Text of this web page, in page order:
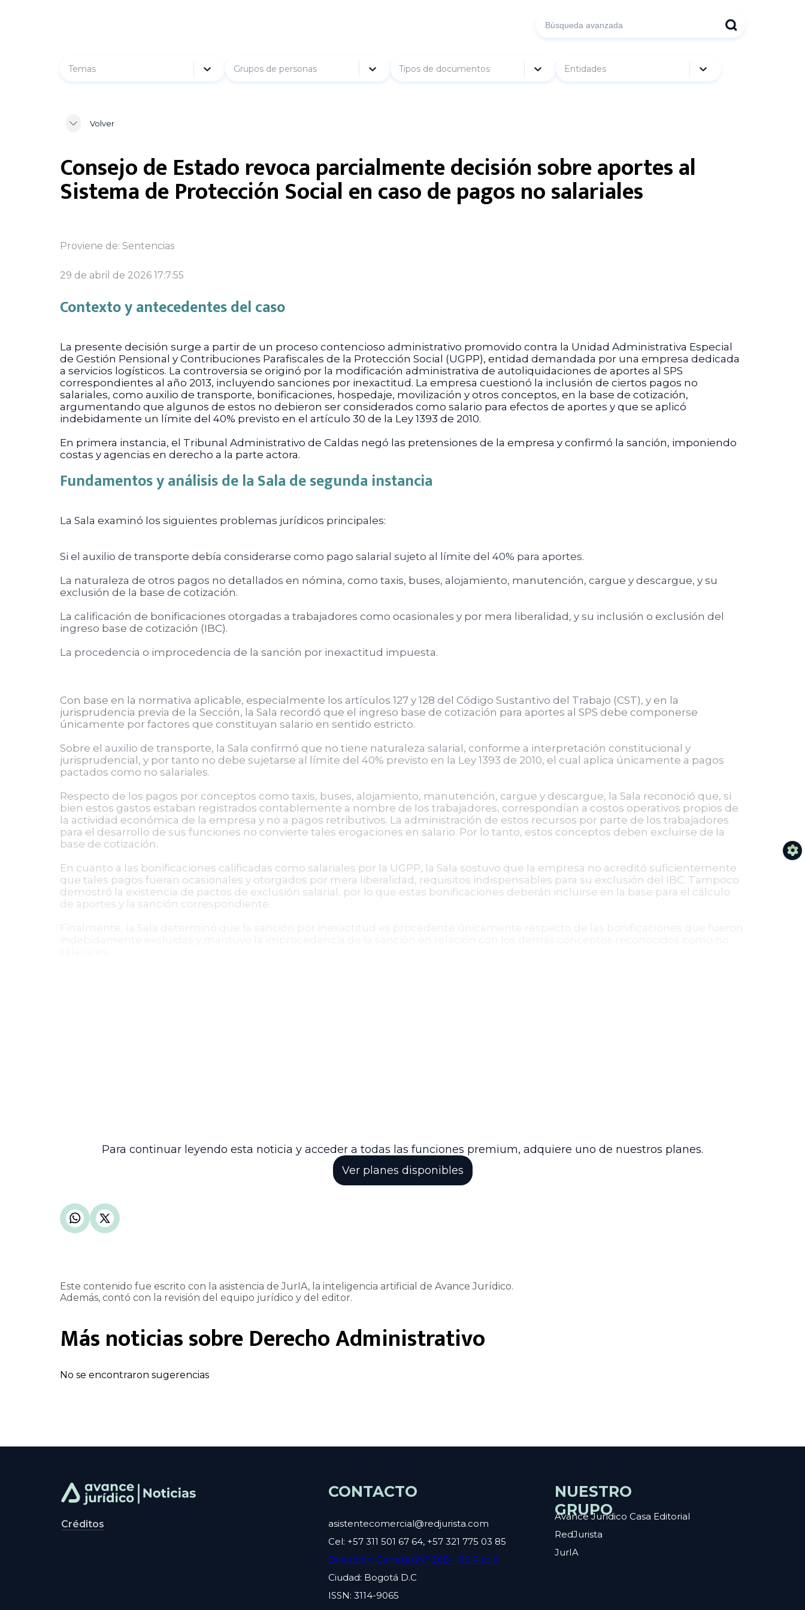
Temas Grupos de personas Tipos de documentos Entidades
Volver
Consejo de Estado revoca parcialmente decisión sobre aportes al
Sistema de Protección Social en caso de pagos no salariales
Proviene de: Sentencias
29 de abril de 2026 17:7:55
Contexto y antecedentes del caso
La presente decisión surge a partir de un proceso contencioso administrativo promovido contra la Unidad Administrativa Especial
de Gestión Pensional y Contribuciones Parafiscales de la Protección Social (UGPP), entidad demandada por una empresa dedicada
a servicios logísticos. La controversia se originó por la modificación administrativa de autoliquidaciones de aportes al SPS
correspondientes al año 2013, incluyendo sanciones por inexactitud. La empresa cuestionó la inclusión de ciertos pagos no
salariales, como auxilio de transporte, bonificaciones, hospedaje, movilización y otros conceptos, en la base de cotización,
argumentando que algunos de estos no debieron ser considerados como salario para efectos de aportes y que se aplicó
indebidamente un límite del 40% previsto en el artículo 30 de la Ley 1393 de 2010.
En primera instancia, el Tribunal Administrativo de Caldas negó las pretensiones de la empresa y confirmó la sanción, imponiendo
costas y agencias en derecho a la parte actora.
Fundamentos y análisis de la Sala de segunda instancia
La Sala examinó los siguientes problemas jurídicos principales:
Si el auxilio de transporte debía considerarse como pago salarial sujeto al límite del 40% para aportes.
La naturaleza de otros pagos no detallados en nómina, como taxis, buses, alojamiento, manutención, cargue y descargue, y su
exclusión de la base de cotización.
La calificación de bonificaciones otorgadas a trabajadores como ocasionales y por mera liberalidad, y su inclusión o exclusión del
ingreso base de cotización (IBC).
La procedencia o improcedencia de la sanción por inexactitud impuesta.
Con base en la normativa aplicable, especialmente los artículos 127 y 128 del Código Sustantivo del Trabajo (CST), y en la
jurisprudencia previa de la Sección, la Sala recordó que el ingreso base de cotización para aportes al SPS debe componerse
únicamente por factores que constituyan salario en sentido estricto.
Sobre el auxilio de transporte, la Sala confirmó que no tiene naturaleza salarial, conforme a interpretación constitucional y
jurisprudencial, y por tanto no debe sujetarse al límite del 40% previsto en la Ley 1393 de 2010, el cual aplica únicamente a pagos
pactados como no salariales.
Respecto de los pagos por conceptos como taxis, buses, alojamiento, manutención, cargue y descargue, la Sala reconoció que, si
bien estos gastos estaban registrados contablemente a nombre de los trabajadores, correspondían a costos operativos propios de
la actividad económica de la empresa y no a pagos retributivos. La administración de estos recursos por parte de los trabajadores
para el desarrollo de sus funciones no convierte tales erogaciones en salario. Por lo tanto, estos conceptos deben excluirse de la
base de cotización.
En cuanto a las bonificaciones calificadas como salariales por la UGPP, la Sala sostuvo que la empresa no acreditó suficientemente
que tales pagos fueran ocasionales y otorgados por mera liberalidad, requisitos indispensables para su exclusión del IBC. Tampoco
demostró la existencia de pactos de exclusión salarial, por lo que estas bonificaciones deberán incluirse en la base para el cálculo
de aportes y la sanción correspondiente.
Finalmente, la Sala determinó que la sanción por inexactitud es procedente únicamente respecto de las bonificaciones que fueron
Para continuar leyendo esta noticia y acceder a todas las funciones premium, adquiere uno de nuestros planes.
Ver planes disponibles
Este contenido fue escrito con la asistencia de JurIA, la inteligencia artificial de Avance Jurídico.
Además, contó con la revisión del equipo jurídico y del editor.
Más noticias sobreDerecho Administrativo
No se encontraron sugerencias
Créditos
CONTACTO
asistentecomercial@redjurista.com
Cel: +57 311 501 67 64, +57 321 775 03 85
Dirección: Carrera 6N° 26B - 85 Piso 9
Ciudad: Bogotá D.C
ISSN: 3114-9065
NUESTRO
GRUPO
Avance Jurídico Casa Editorial
RedJurista
JurIA